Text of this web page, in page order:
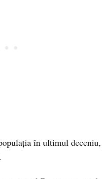
în ultimul